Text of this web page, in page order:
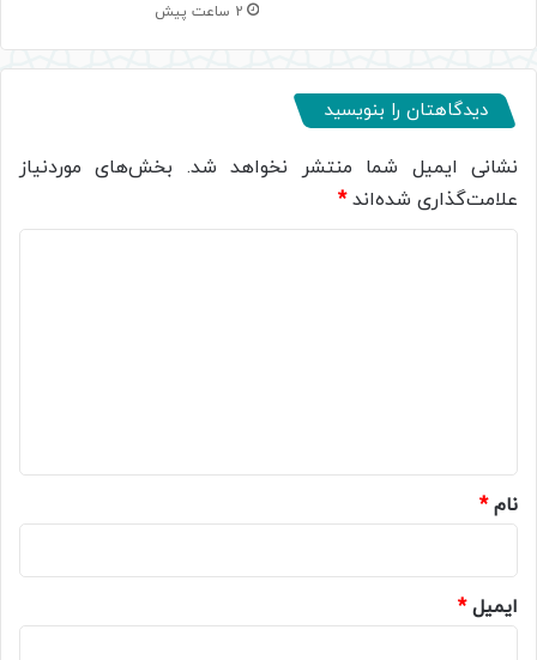
2 ساعت پیش
دیدگاهتان را بنویسید
نشانی ایمیل شما منتشر نخواهد شد. بخش‌های موردنیاز
علامت‌گذاری شده‌اند*
نام*
ایمیل*